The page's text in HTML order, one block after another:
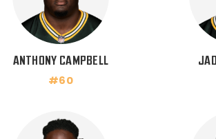
ANTHONY CAMPBELL
#60